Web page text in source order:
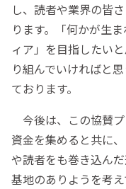
し、読者や業界の皆
ります。「何かが生
ィア」を目指したい
り組んでいければと
ております。
今後は、この協賛
資金を集めると共に
や読者をも巻き込ん
基地のありようを考